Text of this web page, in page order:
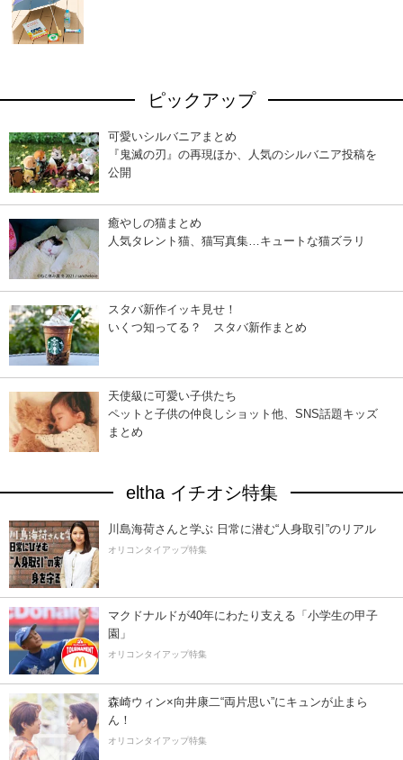
ピックアップ
可愛いシルバニアまとめ
『鬼滅の刃』の再現ほか、人気のシルバニア投稿を
公開
癒やしの猫まとめ
人気タレント猫、猫写真集…キュートな猫ズラリ
スタバ新作イッキ見せ！
いくつ知ってる？ スタバ新作まとめ
天使級に可愛い子供たち
ペットと子供の仲良しショット他、SNS話題キッズ
まとめ
eltha イチオシ特集
川島海荷さんと学ぶ 日常に潜む“人身取引”のリアル
オリコンタイアップ特集
マクドナルドが40年にわたり支える「小学生の甲子
園」
オリコンタイアップ特集
森崎ウィン×向井康二“両片思い”にキュンが止まら
ん！
オリコンタイアップ特集